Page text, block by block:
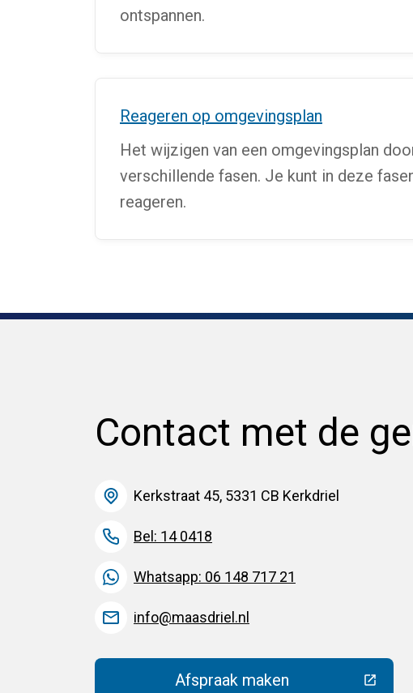
ontspannen.
Reageren op omgevingsplan
Het wijzigen van een omgevingsplan
verschillende fasen. Je kunt in deze
reageren.
Contact met de
Kerkstraat 45, 5331 CB Kerkdriel
Bel: 14 0418
Whatsapp: 06 148 717 21
info@maasdriel.nl
Afspraak maken(Deze link gaat naar een